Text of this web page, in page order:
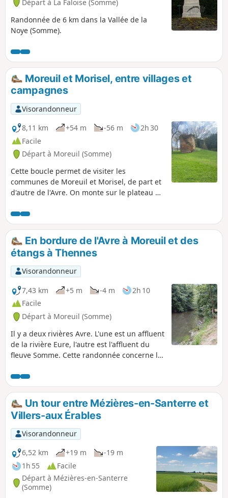
Départ à La Faloise (Somme)
Randonnée de 6 km dans la Vallée de la
Noye (Somme).
Moreuil et Morisel, entre villages et
campagnes
Visorandonneur
8,11 km
+54 m -56 m
2h 30
Facile
Départ à Moreuil (Somme)
Cette boucle permet de visiter les
communes de Moreuil et Morisel, de part et
d'autre de l'Avre. On monte sur le plateau du
pour traverser ce bourg et ce village. Une
deuxième boucle dans la vallée de l'Avre
permet de rejoindre le parking de départ.
Sur le parcours, on peut voir des édifices
typiques et étonnants.
En bordure de l'Avre à Moreuil et des
étangs à Thennes
Visorandonneur
7,43 km
+5 m -4 m
2h 10
Facile
Départ à Moreuil (Somme)
Il y a deux rivières Avre. L'une est un affluent
de la rivière Eure, l'autre est l'affluent du
fleuve Somme. Cette randonnée concerne la
donne le plaisir de longer la rivière Avre à
Moreuil. En effet, la communauté de
communes entretient le chemin de halage.
Elle permet aussi de faire le tour des étangs
de pêche de Thennes et d’admirer le
paysage champêtre de ces plans d’eau.
Un tour entre Mézières-en-Santerre et
Villers-aux Érables
Visorandonneur
6,52 km
+19 m
-19 m
1h 55
Facile
Départ à Mézières-en-Santerre
(Somme)